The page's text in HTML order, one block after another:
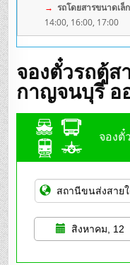
→ รถโดยสารขนาดเล็ก
14:00, 16:00, 17:00
จองตั๋วรถตู้ส
กาญจนบุรี อ
จองตั๋
สิงหาคม, 12